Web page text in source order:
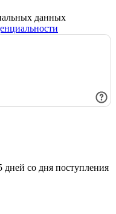
данных
со дня поступления